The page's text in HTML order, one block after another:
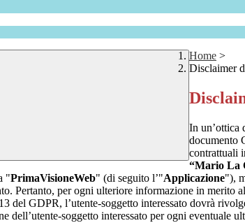
Home >
Disclaimer
In un’ottica
documento
contrattuali
“Mario La
"PrimaVisioneWeb" (di seguito l’"Applicazione"),
Pertanto, per ogni ulteriore informazione in
del GDPR, l’utente-soggetto interessato dovrà
soggetto interessato per ogni eventuale